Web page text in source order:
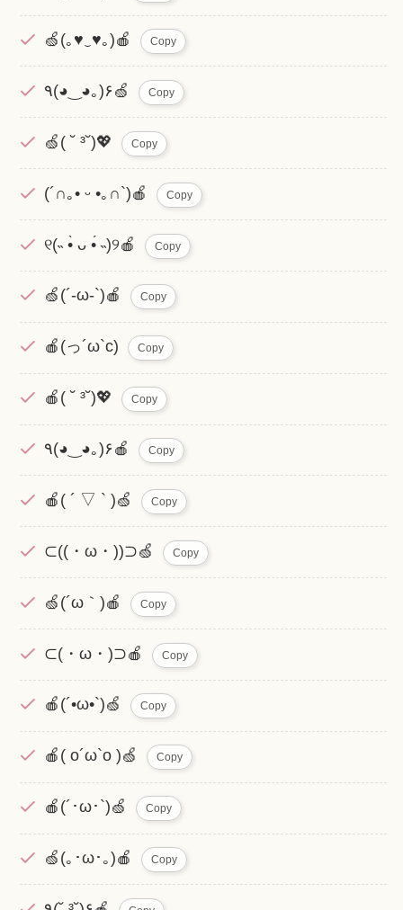
🍏(｡♥‿♥｡)🍎 Copy
٩(◕‿◕｡)۶🍏 Copy
🍏( ˘ ³˘)💖 Copy
(´∩｡• ᵕ •｡∩`)🍎 Copy
୧(˵ •̀ ᴗ •́ ˵)୨🍎 Copy
🍏(´-ω-`)🍎 Copy
🍎(っ´ω`c) Copy
🍎( ˘ ³˘)💖 Copy
٩(◕‿◕｡)۶🍎 Copy
🍎( ´ ▽ ` )🍏 Copy
⊂((・ω・))⊃🍏 Copy
🍏(´ω｀)🍎 Copy
⊂(・ω・)⊃🍎 Copy
🍎(´•ω•`)🍏 Copy
🍎( o´ω`o )🍏 Copy
🍎(´･ω･`)🍏 Copy
🍏(｡･ω･｡)🍎 Copy